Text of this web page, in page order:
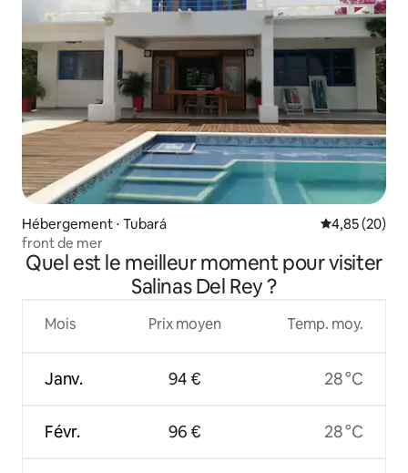
Hébergement ⋅ Tubará Évaluation
4,85 (20)
front de mer
Quel est le meilleur moment pour visiter
Salinas Del Rey ?
Mois
Janv.
Févr.
Prix moyen
94 €
96 €
Temp. moy.
28 °C
28 °C